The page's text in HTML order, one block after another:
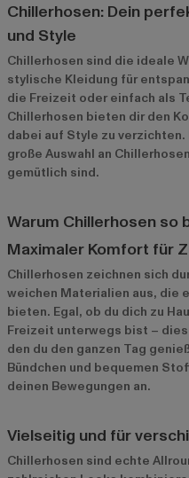
Chillerhosen: Dein
und Style
Chillerhosen sind die ideale
stylische Kleidung für
die Freizeit oder einfach als
Chillerhosen bieten dir den
dabei auf Style zu
große Auswahl an
gemütlich sind.
Warum Chillerhosen so
Maximaler Komfort für
Chillerhosen zeichnen sich
weichen Materialien aus, die
bieten. Egal, ob du dich zu
Freizeit unterwegs bist –
den du den ganzen Tag
Bündchen und bequemen
deinen Bewegungen an.
Vielseitig und für
Chillerhosen sind echte